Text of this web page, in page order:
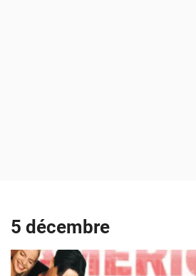
5 décembre